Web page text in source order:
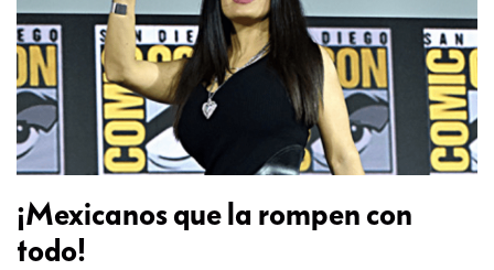
¡Mexicanos que la rompen con
todo!